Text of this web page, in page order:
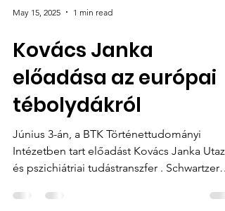
May 15, 2025 1 min read
Kovács Janka
előadása az európai
tébolydákról